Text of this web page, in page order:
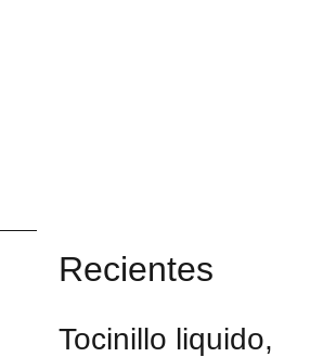
Recientes
Tocinillo liquido,